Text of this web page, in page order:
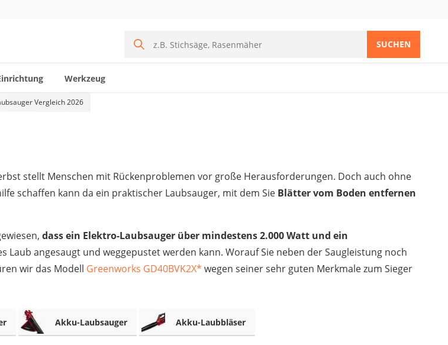
SUCHEN
Werkzeug
Vergleich 2026
stellt Menschen mit Rückenproblemen vor große Herausforderungen. Doch auch ohne
schaffen kann da ein praktischer Laubsauger, mit dem Sie Blätter vom Boden entfernen
dass ein Elektro-Laubsauger über mindestens 2.000 Watt und ein
Laub angesaugt und weggepustet werden kann. Worauf Sie neben der Saugleistung noch
wir das Modell Greenworks GD40BVK2X* wegen seiner sehr guten Merkmale zum Sieger
Akku-Laubsauger Akku-Laubbläser